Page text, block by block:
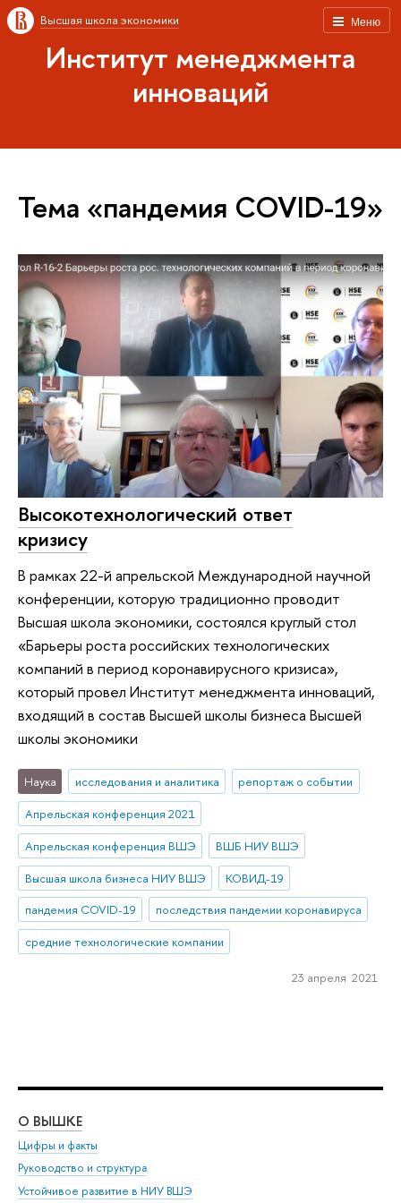
Меню
Высшая школа экономики
Институт менеджмента
инноваций
Тема «пандемия COVID-19»
Высокотехнологический ответ
кризису
В рамках 22-й апрельской Международной научной
конференции, которую традиционно проводит
Высшая школа экономики, состоялся круглый стол
«Барьеры роста российских технологических
компаний в период коронавирусного кризиса»,
который провел Институт менеджмента инноваций,
входящий в состав Высшей школы бизнеса Высшей
школы экономики
Наука исследования и аналитика
репортаж о событии
Апрельская конференция 2021
Апрельская конференция ВШЭ
ВШБ НИУ ВШЭ
Высшая школа бизнеса НИУ ВШЭ
КОВИД-19
пандемия COVID-19
последствия пандемии коронавируса
средние технологические компании
23 апреля 2021
О ВЫШКЕ
Цифры и факты
Руководство и структура
Устойчивое развитие в НИУ ВШЭ